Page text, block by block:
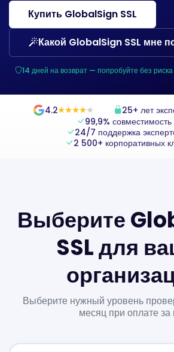
Купить GlobalSign SSL
Какой GlobalSign SSL мне
14 дней на возврат — попробуйте без риска
4.2★
★★
★★
★★
★★
★
25+ лет
99,9% совместимость
24/7 поддержка
2 500+ корпоративных
Выберите
SSL для
Выберите нужный уровень
месяц при оплате за